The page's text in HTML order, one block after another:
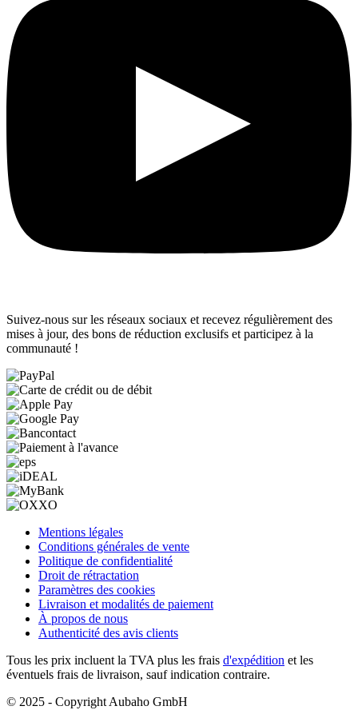
Suivez-nous sur les réseaux sociaux et recevez régulièrement des
mises à jour, des bons de réduction exclusifs et participez à la
communauté !
Mentions légales
Conditions générales de vente
Politique de confidentialité
Droit de rétractation
Paramètres des cookies
Livraison et modalités de paiement
À propos de nous
Authenticité des avis clients
Tous les prix incluent la TVA plus les frais d'expédition et les
éventuels frais de livraison, sauf indication contraire.
© 2025 - Copyright Aubaho GmbH